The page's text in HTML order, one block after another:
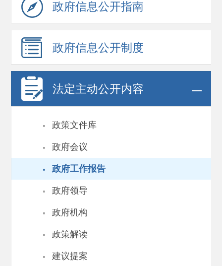
政府信息公开指南
政府信息公开制度
法定主动公开内容
· 政策文件库
· 政府会议
· 政府工作报告
· 政府领导
· 政府机构
· 政策解读
· 建议提案